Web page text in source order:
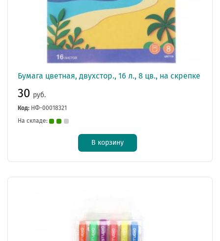
Бумага цветная, двухстор., 16 л., 8 цв., на скрепке
30 руб.
Код: НФ-00018321
На складе:
В корзину